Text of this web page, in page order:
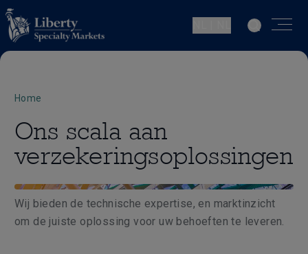
Home
Ons scala aan
verzekeringsoplossingen
Wij bieden de technische expertise, en marktinzicht
om de juiste oplossing voor uw behoeften te leveren.